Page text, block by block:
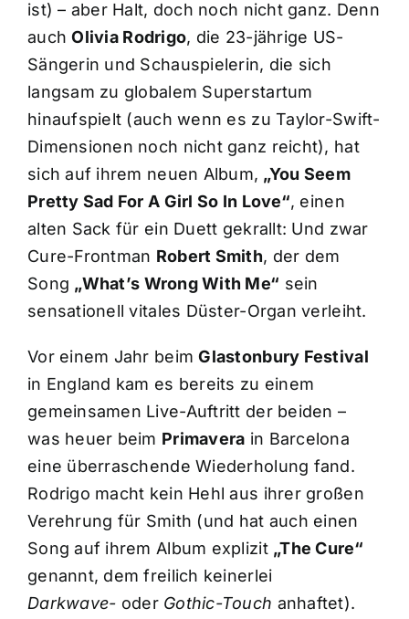
ist) – aber Halt, doch noch nicht ganz. Denn
auchOlivia Rodrigo, die 23-jährige US-
Sängerin und Schauspielerin, die sich
langsam zu globalem Superstartum
hinaufspielt (auch wenn es zu Taylor-Swift-
Dimensionen noch nicht ganz reicht), hat
sich auf ihrem neuen Album, „You Seem
Pretty Sad For A Girl So In Love“, einen
alten Sack für ein Duett gekrallt: Und zwar
Cure-Frontman Robert Smith, der dem
Song „What’s Wrong With Me“ sein
sensationell vitales Düster-Organ verleiht.
Vor einem Jahr beimGlastonbury Festival
in England kam es bereits zu einem
gemeinsamen Live-Auftritt der beiden –
was heuer beim Primavera in Barcelona
eine überraschende Wiederholung fand.
Rodrigo macht kein Hehl aus ihrer großen
Verehrung für Smith (und hat auch einen
Song auf ihrem Album explizit „The Cure“
genannt, dem freilich keinerlei
Darkwave- oder Gothic-Touch anhaftet).